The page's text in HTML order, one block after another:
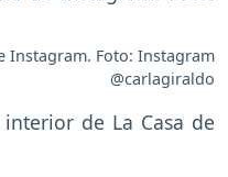
Instagram. Foto: Instagram
@carlagiraldo
de La Casa de